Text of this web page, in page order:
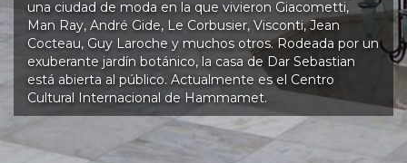
una ciudad de moda en la que vivieron Giacometti,
Man Ray, André Gide, Le Corbusier, Visconti, Jean
Cocteau, Guy Laroche y muchos otros. Rodeada por un
exuberante jardín botánico, la casa de Dar Sebastian
está abierta al público. Actualmente es el Centro
Cultural Internacional de Hammamet.